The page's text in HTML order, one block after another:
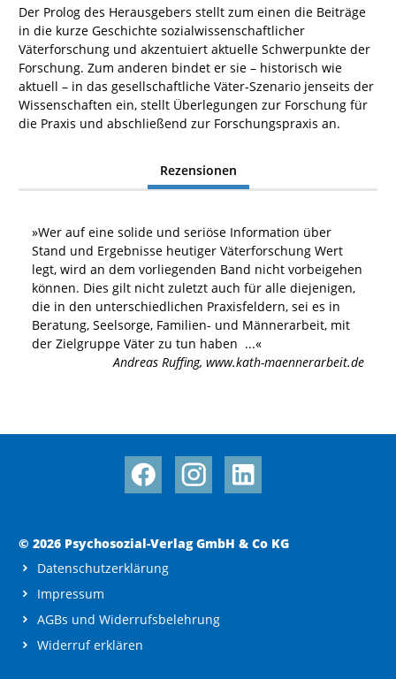
Der Prolog des Herausgebers stellt zum einen die Beiträge
in die kurze Geschichte sozialwissenschaftlicher
Väterforschung und akzentuiert aktuelle Schwerpunkte der
Forschung. Zum anderen bindet er sie – historisch wie
aktuell – in das gesellschaftliche Väter-Szenario jenseits der
Wissenschaften ein, stellt Überlegungen zur Forschung für
die Praxis und abschließend zur Forschungspraxis an.
Rezensionen
»Wer auf eine solide und seriöse Information über
Stand und Ergebnisse heutiger Väterforschung Wert
legt, wird an dem vorliegenden Band nicht vorbeigehen
können. Dies gilt nicht zuletzt auch für alle diejenigen,
die in den unterschiedlichen Praxisfeldern, sei es in
Beratung, Seelsorge, Familien- und Männerarbeit, mit
der Zielgruppe Väter zu tun haben ...«
Andreas Ruffing, www.kath-maennerarbeit.de
© 2026 Psychosozial-Verlag GmbH & Co KG
Datenschutzerklärung
Impressum
AGBs und Widerrufsbelehrung
Widerruf erklären